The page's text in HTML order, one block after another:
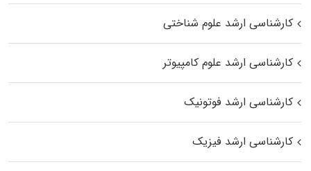
کارشناسی ارشد علوم شناختی
کارشناسی ارشد علوم کامپیوتر
کارشناسی ارشد فوتونیک
کارشناسی ارشد فیزیک